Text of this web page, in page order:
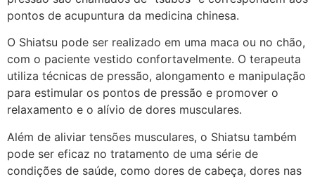
pontos de acupuntura da medicina chinesa.
O Shiatsu pode ser realizado em uma maca ou no chão,
com o paciente vestido confortavelmente. O terapeuta
utiliza técnicas de pressão, alongamento e manipulação
para estimular os pontos de pressão e promover o
relaxamento e o alívio de dores musculares.
Além de aliviar tensões musculares, o Shiatsu também
pode ser eficaz no tratamento de uma série de
condições de saúde, como dores de cabeça, dores nas